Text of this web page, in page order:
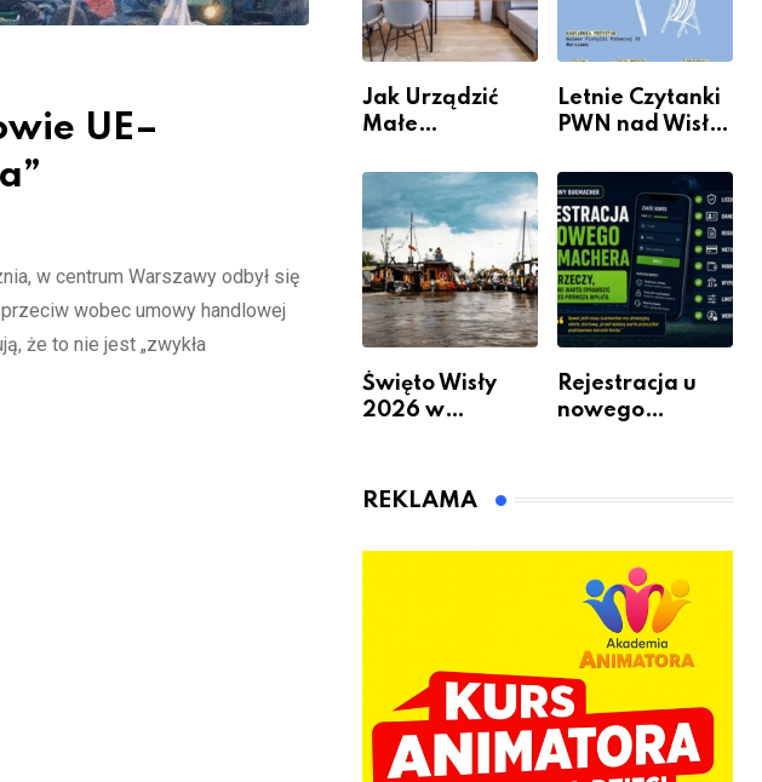
UE–
w centrum Warszawy odbył się
wobec umowy handlowej
że to nie jest „zwykła
Jak Urządzić
Małe
Sposobów Na
Więcej
Przestrzeni Bez
Kosztownego
Remontu
Letnie Czytanki
PWN nad Wisłą.
książką, kawą i
chwilą dla
siebie
Święto Wisły
2026 w
się będzie działo
Rejestracja u
nowego
wpłatą
REKLAMA